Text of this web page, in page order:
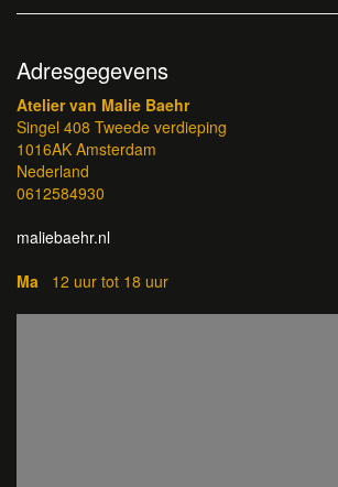
Adresgegevens
Atelier van Malie Baehr
Singel 408 Tweede verdieping
1016AK Amsterdam
Nederland
0612584930
maliebaehr.nl
Ma
12 uur tot 18 uur